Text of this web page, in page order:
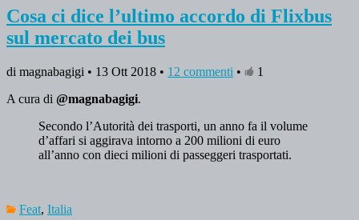
Cosa ci dice l’ultimo accordo di Flixbus
sul mercato dei bus
di magnabagigi • 13 Ott 2018 • 12 commenti •
1
A cura di @magnabagigi.
Secondo l’Autorità dei trasporti, un anno fa il volume
d’affari si aggirava intorno a 200 milioni di euro
all’anno con dieci milioni di passeggeri trasportati.
Feat, Italia